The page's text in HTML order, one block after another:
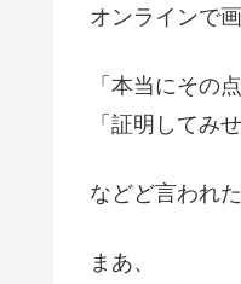
オンラインで
「本当にその
「証明してみせ
などど言われ
まあ、